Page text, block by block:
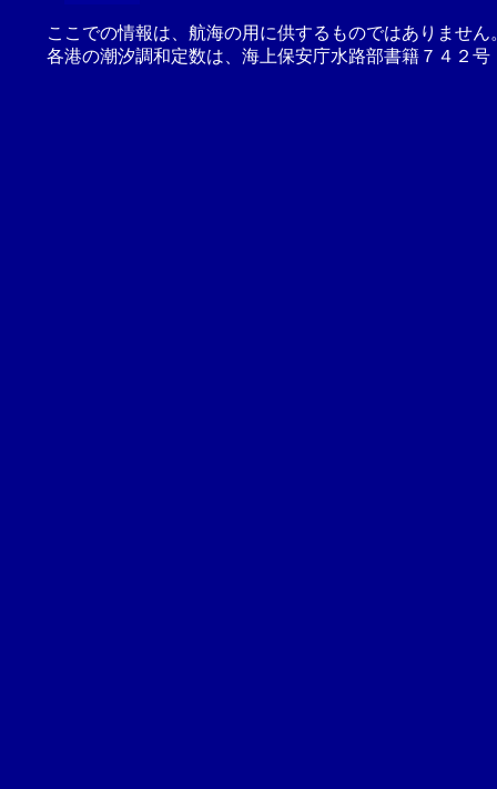
ここでの情報は、航海の用に供するものではありませ
各港の潮汐調和定数は、海上保安庁水路部書籍７４２